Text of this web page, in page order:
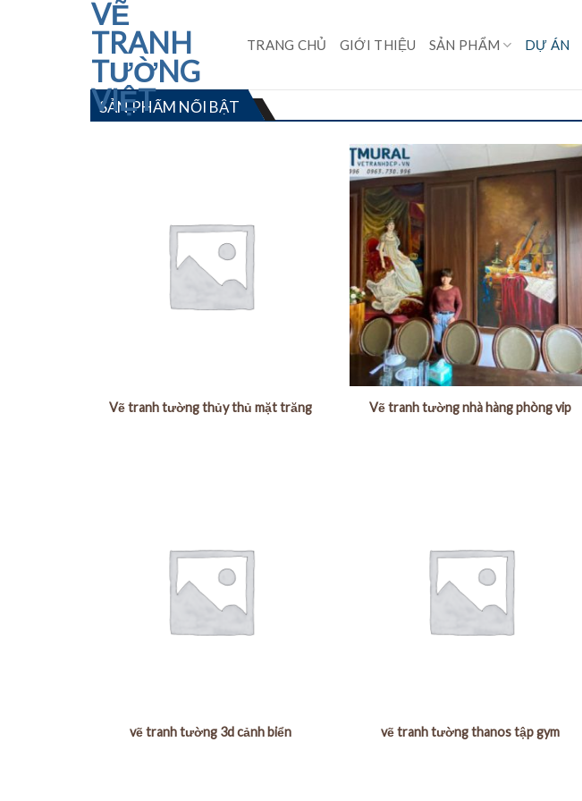
VẼ
TRANH
TƯỜNG
VIỆT
TRANG CHỦ GIỚI THIỆU SẢN PHẨM DỰ ÁN
SẢN PHẨM NỔI BẬT
Vẽ tranh tường thủy thủ mặt trăng Vẽ tranh tường nhà hàng phòng vip
vẽ tranh tường 3d cảnh biển vẽ tranh tường thanos tập gym